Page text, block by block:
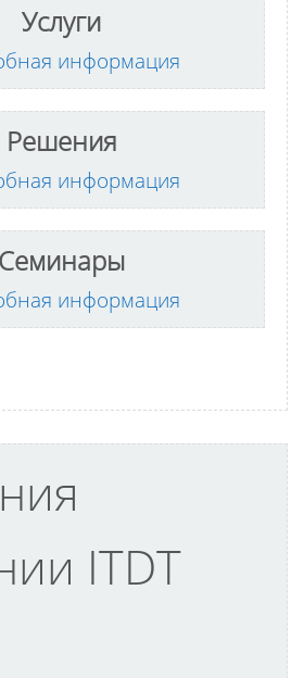
Услуги
информация
Решения
информация
Семинары
информация
ITDT